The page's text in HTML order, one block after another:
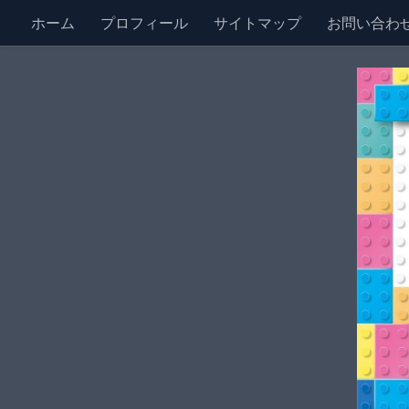
ホーム プロフィール サイトマップ お問い合わ